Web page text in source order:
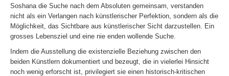
Soshana die Suche nach dem Absoluten gemeinsam, verstanden
nicht als ein Verlangen nach künstlerischer Perfektion, sondern als die
Möglichkeit, das Sichtbare aus künstlerischer Sicht darzustellen. Ein
grosses Lebensziel und eine nie enden wollende Suche.
Indem die Ausstellung die existenzielle Beziehung zwischen den
beiden Künstlern dokumentiert und bezeugt, die in vielerlei Hinsicht
noch wenig erforscht ist, privilegiert sie einen historisch-kritischen